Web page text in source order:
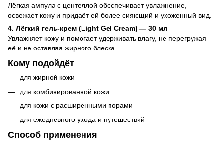
Лёгкая ампула с центеллой обеспечивает увлажнение,
освежает кожу и придаёт ей более сияющий и ухоженный вид.
4. Лёгкий гель-крем (Light Gel Cream) — 30 мл
Увлажняет кожу и помогает удерживать влагу, не перегружая
её и не оставляя жирного блеска.
Кому подойдёт
для жирной кожи
для комбинированной кожи
для кожи с расширенными порами
для ежедневного ухода и путешествий
Способ применения